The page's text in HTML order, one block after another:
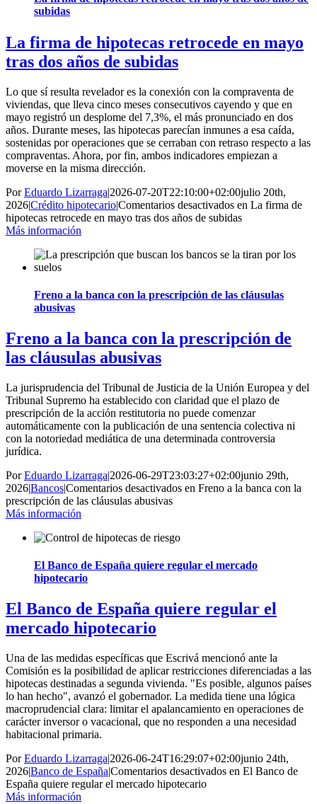
subidas
La firma de hipotecas retrocede en mayo
tras dos años de subidas
Lo que sí resulta revelador es la conexión con la compraventa de
viviendas, que lleva cinco meses consecutivos cayendo y que en
mayo registró un desplome del 7,3%, el más pronunciado en dos
años. Durante meses, las hipotecas parecían inmunes a esa caída,
sostenidas por operaciones que se cerraban con retraso respecto a las
compraventas. Ahora, por fin, ambos indicadores empiezan a
moverse en la misma dirección.
PorEduardo Lizarraga|2026-07-20T22:10:00+02:00julio 20th,
2026|Crédito hipotecario|Comentarios desactivados en La firma de
hipotecas retrocede en mayo tras dos años de subidas
Más información
Freno a la banca con la prescripción de las cláusulas
abusivas
Freno a la banca con la prescripción de
las cláusulas abusivas
La jurisprudencia del Tribunal de Justicia de la Unión Europea y del
Tribunal Supremo ha establecido con claridad que el plazo de
prescripción de la acción restitutoria no puede comenzar
automáticamente con la publicación de una sentencia colectiva ni
con la notoriedad mediática de una determinada controversia
jurídica.
PorEduardo Lizarraga|2026-06-29T23:03:27+02:00junio 29th,
2026|Bancos|Comentarios desactivados en Freno a la banca con la
prescripción de las cláusulas abusivas
Más información
El Banco de España quiere regular el mercado
hipotecario
El Banco de España quiere regular el
mercado hipotecario
Una de las medidas específicas que Escrivá mencionó ante la
Comisión es la posibilidad de aplicar restricciones diferenciadas a las
hipotecas destinadas a segunda vivienda. "Es posible, algunos países
lo han hecho", avanzó el gobernador. La medida tiene una lógica
macroprudencial clara: limitar el apalancamiento en operaciones de
carácter inversor o vacacional, que no responden a una necesidad
habitacional primaria.
PorEduardo Lizarraga|2026-06-24T16:29:07+02:00junio 24th,
2026|Banco de España|Comentarios desactivados en El Banco de
España quiere regular el mercado hipotecario
Más información